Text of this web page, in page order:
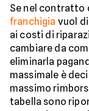
Se nel contratto
franchigia vuol
ai costi di
cambiare da
eliminarla
massimale è
massimo
tabella sono